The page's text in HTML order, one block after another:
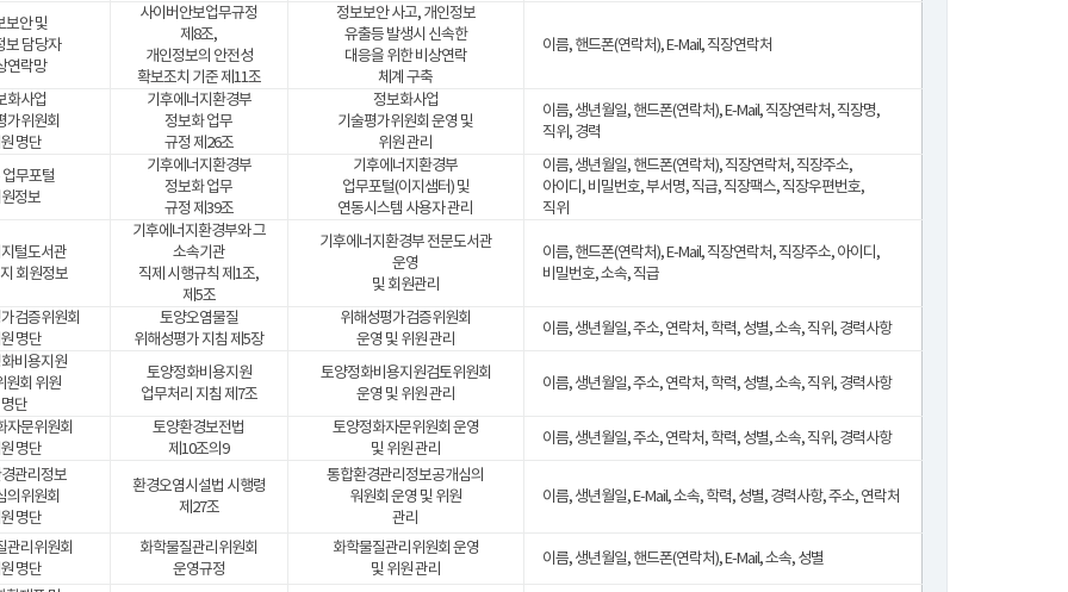
보안 및
보 담당자
연락망
사이버안보업무규정
제8조,
개인정보의 안전성
확보조치 기준 제11조
정보보안 사고, 개인정보
유출등 발생시 신속한
대응을 위한 비상연락
체계 구축
이름, 핸드폰(연락처), E-Mail, 직장연락처
화사업
가위원회
명단
기후에너지환경부
정보화 업무
규정 제26조
정보화사업
기술평가위원회 운영 및
위원 관리
이름, 생년월일, 핸드폰(연락처), E-Mail, 직장연락처, 직장명,
직위, 경력
무포털
정보
기후에너지환경부
정보화 업무
규정 제39조
기후에너지환경부
업무포털(이지샘터) 및
연동시스템 사용자 관리
이름, 생년월일, 핸드폰(연락처), 직장연락처, 직장주소,
아이디, 비밀번호, 부서명, 직급, 직장팩스, 직장우편번호,
직위
털도서관
회원정보
기후에너지환경부와 그
소속기관
직제 시행규칙 제1조,
제5조
기후에너지환경부 전문도서관
운영
및 회원관리
이름, 핸드폰(연락처), E-Mail, 직장연락처, 직장주소, 아이디,
비밀번호, 소속, 직급
검증위원회
명단
토양오염물질
위해성평가 지침 제5장
위해성평가검증위원회
운영 및 위원 관리
이름, 생년월일, 주소, 연락처, 학력, 성별, 소속, 직위, 경력사항
비용지원
원회 위원
명단
토양정화비용지원
업무처리 지침 제7조
토양정화비용지원검토위원회
운영 및 위원 관리
이름, 생년월일, 주소, 연락처, 학력, 성별, 소속, 직위, 경력사항
자문위원회
명단
토양환경보전법
제10조의9
토양정화자문위원회 운영
및 위원 관리
이름, 생년월일, 주소, 연락처, 학력, 성별, 소속, 직위, 경력사항
관리정보
의위원회
명단
환경오염시설법 시행령
제27조
통합환경관리정보공개심의
워원회 운영 및 위원
관리
이름, 생년월일, E-Mail, 소속, 학력, 성별, 경력사항, 주소, 연락처
관리위원회
명단
화학물질관리위원회
운영규정
화학물질관리위원회 운영
및 위원 관리
이름, 생년월일, 핸드폰(연락처), E-Mail, 소속, 성별